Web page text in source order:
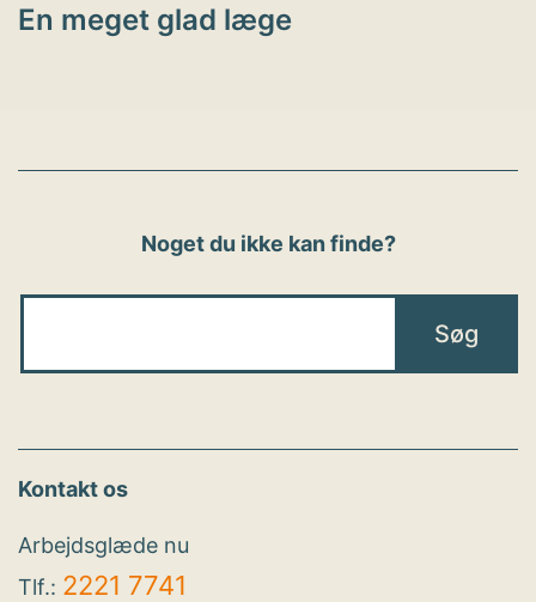
En meget glad læge
Noget du ikke kan finde?
Kontakt os
Arbejdsglæde nu
Tlf.: 2221 7741